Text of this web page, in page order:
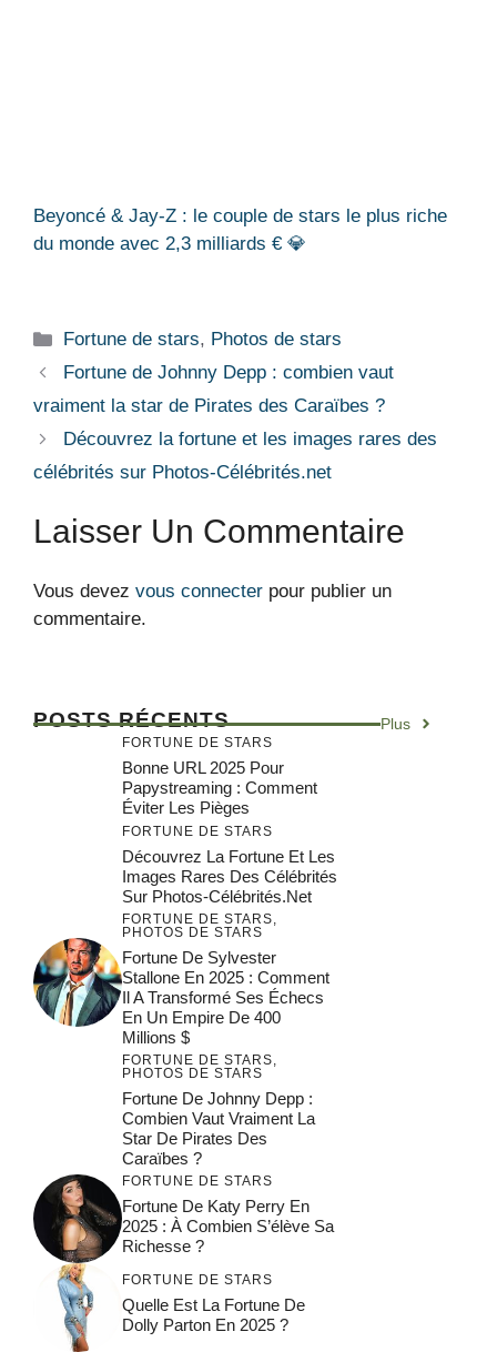
Beyoncé & Jay-Z : le couple de stars le plus riche
du monde avec 2,3 milliards € 💎
Catégories
Fortune de stars, Photos de stars
Fortune de Johnny Depp : combien vaut
vraiment la star de Pirates des Caraïbes ?
Découvrez la fortune et les images rares des
célébrités sur Photos-Célébrités.net
Laisser Un Commentaire
Vous devez vous connecter pour publier un
commentaire.
POSTS RÉCENTS Plus
FORTUNE DE STARS
Bonne URL 2025 Pour
Papystreaming : Comment
Éviter Les Pièges
FORTUNE DE STARS
Découvrez La Fortune Et Les
Images Rares Des Célébrités
Sur Photos-Célébrités.net
FORTUNE DE STARS,
PHOTOS DE STARS
Fortune De Sylvester
Stallone En 2025 : Comment
Il A Transformé Ses Échecs
En Un Empire De 400
Millions $
FORTUNE DE STARS,
PHOTOS DE STARS
Fortune De Johnny Depp :
Combien Vaut Vraiment La
Star De Pirates Des
Caraïbes ?
FORTUNE DE STARS
Fortune De Katy Perry En
2025 : À Combien S’élève Sa
Richesse ?
FORTUNE DE STARS
Quelle Est La Fortune De
Dolly Parton En 2025 ?